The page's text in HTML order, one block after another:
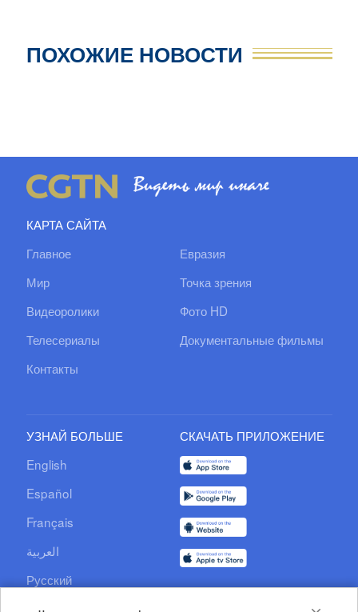
ПОХОЖИЕ НОВОСТИ
КАРТА САЙТА
Главное
Евразия
Мир
Точка зрения
Видеоролики
Фото HD
Телесериалы
Документальные фильмы
Контакты
УЗНАЙ БОЛЬШЕ
English
Español
Français
العربية
Русский
Documentary
СКАЧАТЬ ПРИЛОЖЕНИЕ